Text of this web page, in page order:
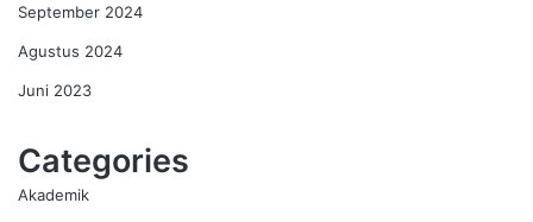
September 2024
Agustus 2024
Juni 2023
Categories
Akademik